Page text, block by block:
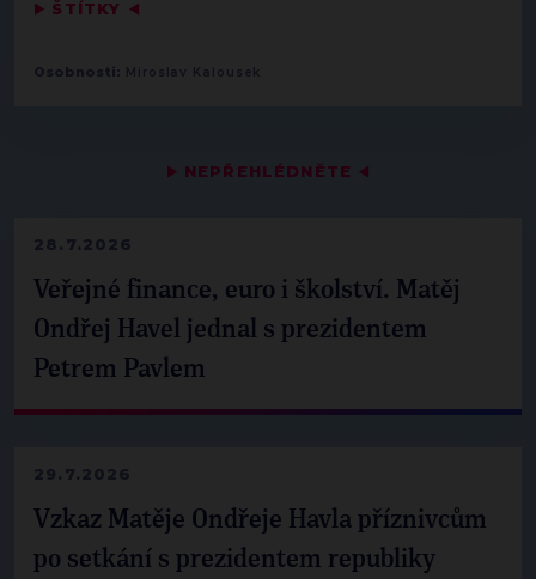
▶ NEPŘEHLÉDNĚTE ◀
28.7.2026
Veřejné finance, euro i školství. Matěj
Ondřej Havel jednal s prezidentem
Petrem Pavlem
29.7.2026
Vzkaz Matěje Ondřeje Havla příznivcům
po setkání s prezidentem republiky
▶ ŠTÍTKY ◀
Osobnosti: Miroslav Kalousek